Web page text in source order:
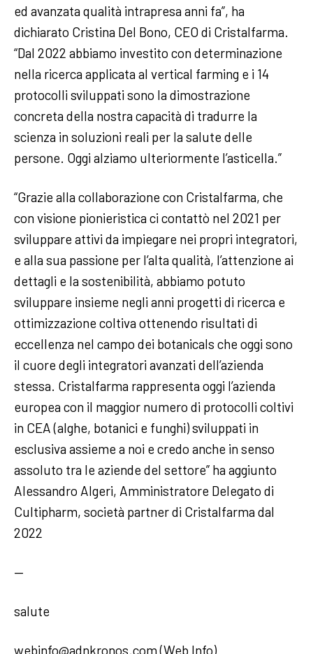
ed avanzata qualità intrapresa anni fa”, ha
dichiarato Cristina Del Bono, CEO di Cristalfarma.
“Dal 2022 abbiamo investito con determinazione
nella ricerca applicata al vertical farming e i 14
protocolli sviluppati sono la dimostrazione
concreta della nostra capacità di tradurre la
scienza in soluzioni reali per la salute delle
persone. Oggi alziamo ulteriormente l’asticella.”
“Grazie alla collaborazione con Cristalfarma, che
con visione pionieristica ci contattò nel 2021 per
sviluppare attivi da impiegare nei propri integratori,
e alla sua passione per l’alta qualità, l’attenzione ai
dettagli e la sostenibilità, abbiamo potuto
sviluppare insieme negli anni progetti di ricerca e
ottimizzazione coltiva ottenendo risultati di
eccellenza nel campo dei botanicals che oggi sono
il cuore degli integratori avanzati dell’azienda
stessa. Cristalfarma rappresenta oggi l’azienda
europea con il maggior numero di protocolli coltivi
in CEA (alghe, botanici e funghi) sviluppati in
esclusiva assieme a noi e credo anche in senso
assoluto tra le aziende del settore” ha aggiunto
Alessandro Algeri, Amministratore Delegato di
Cultipharm, società partner di Cristalfarma dal
2022
—
salute
webinfo@adnkronos.com (Web Info)